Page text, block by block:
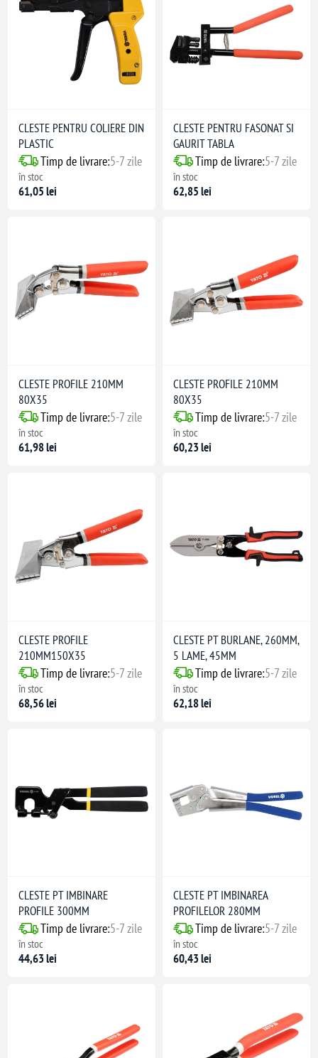
CLESTE PENTRU COLIERE DIN
PLASTIC
Timp de livrare:5-7 zile
în stoc
61,05 lei
CLESTE PENTRU FASONAT SI
GAURIT TABLA
Timp de livrare:5-7 zile
în stoc
62,85 lei
CLESTE PROFILE 210MM
80X35
Timp de livrare:5-7 zile
în stoc
61,98 lei
CLESTE PROFILE 210MM
80X35
Timp de livrare:5-7 zile
în stoc
60,23 lei
CLESTE PROFILE
210MM150X35
Timp de livrare:5-7 zile
în stoc
68,56 lei
CLESTE PT BURLANE, 260MM,
5 LAME, 45MM
Timp de livrare:5-7 zile
în stoc
62,18 lei
CLESTE PT IMBINARE
PROFILE 300MM
Timp de livrare:5-7 zile
în stoc
44,63 lei
CLESTE PT IMBINAREA
PROFILELOR 280MM
Timp de livrare:5-7 zile
în stoc
60,43 lei